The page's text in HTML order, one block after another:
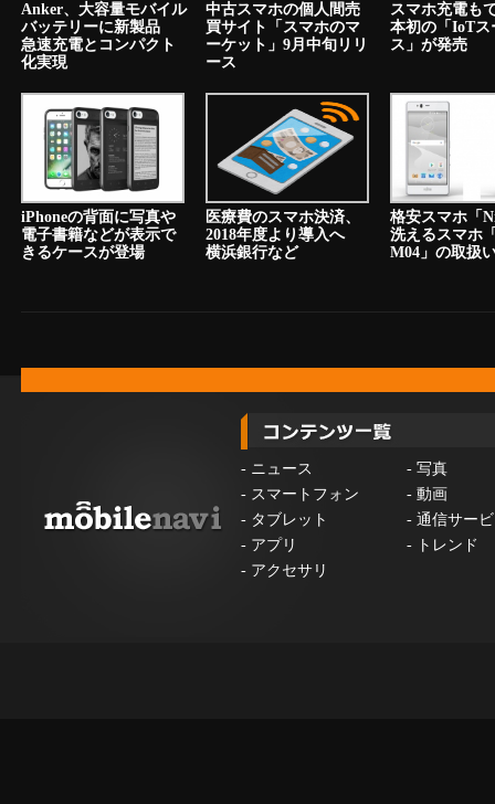
Anker、大容量モバイル
バッテリーに新製品
急速充電とコンパクト
化実現
中古スマホの個人間売
買サイト「スマホのマ
ーケット」9月中旬リリ
ース
スマホ充電も
本初の「IoTス
ス」が発売
iPhoneの背面に写真や
電子書籍などが表示で
きるケースが登場
医療費のスマホ決済、
2018年度より導入へ
横浜銀行など
格安スマホ
洗えるスマホ
M04」の取扱
- ニュース - 写真
- スマートフォン - 動画
- タブレット - 通信サー
- アプリ -
トレンド
- アクセサリ